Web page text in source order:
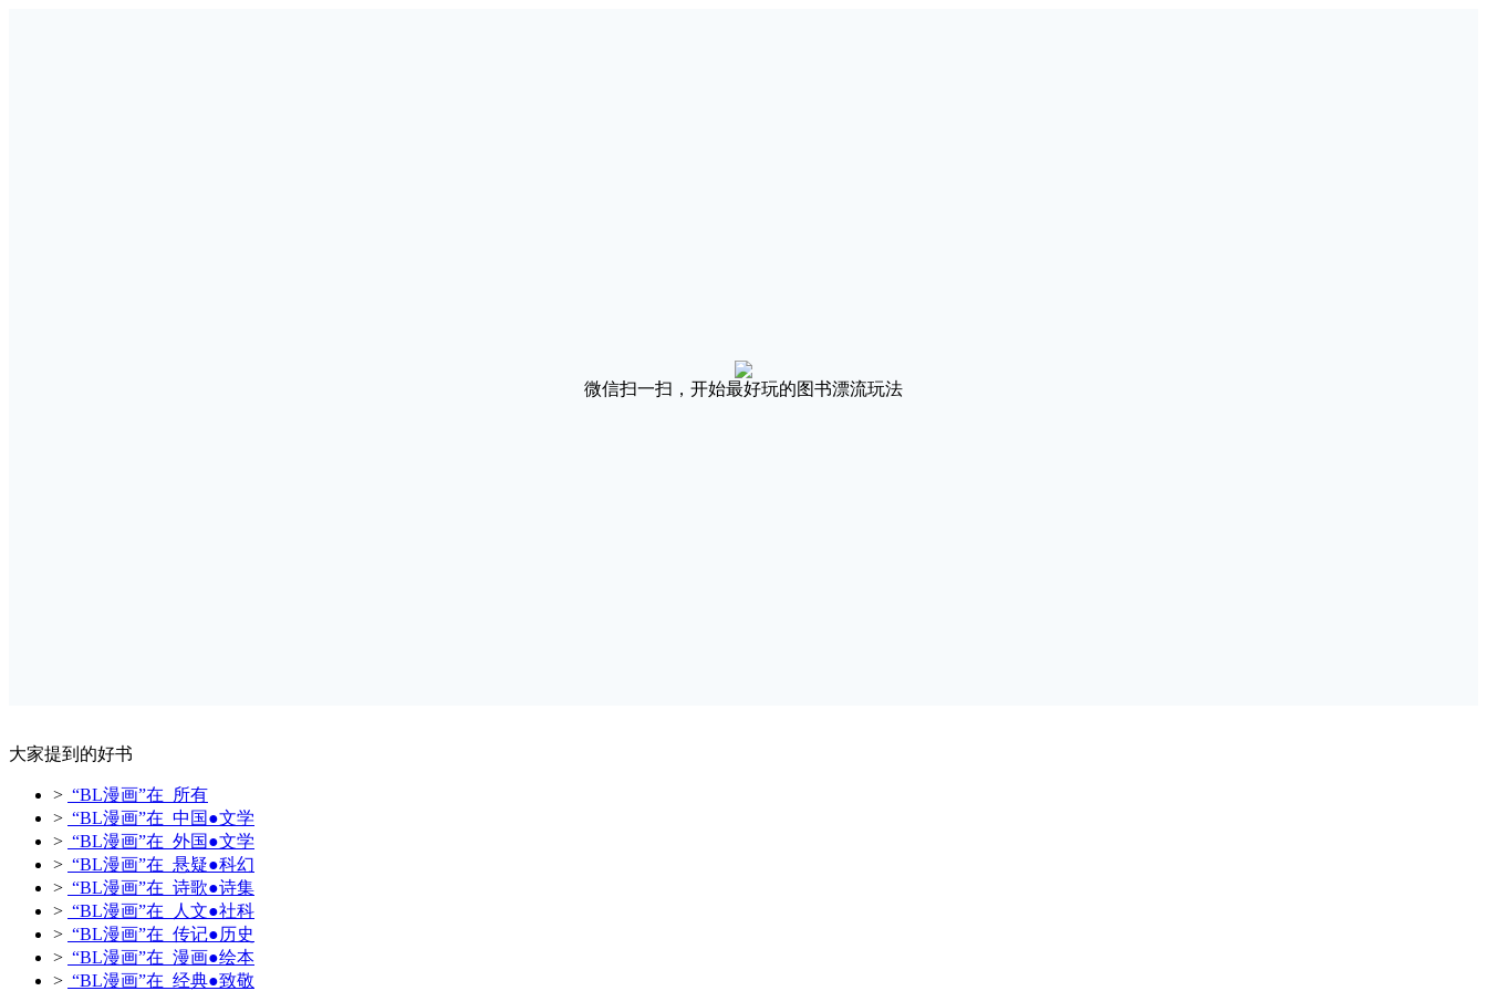
微信扫一扫，开始最好玩的图书漂流玩法
大家提到的好书
> “BL漫画”在 所有
> “BL漫画”在 中国●文学
> “BL漫画”在 外国●文学
> “BL漫画”在 悬疑●科幻
> “BL漫画”在 诗歌●诗集
> “BL漫画”在 人文●社科
> “BL漫画”在 传记●历史
> “BL漫画”在 漫画●绘本
> “BL漫画”在 经典●致敬